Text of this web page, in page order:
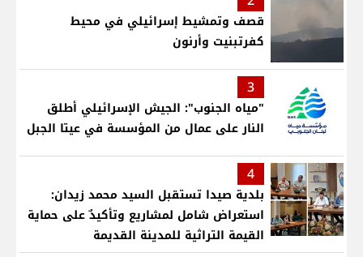
قصف وتمشيط إسرائيلي في محيط
كفرتبنيت وأرنون
3
"مياه الجنوب": الجيش الإسرائيلي أطلق
النار على عمال من المؤسسة في عيتا الجبل
4
بلدية صيدا تستقبل السيد محمد زيدان:
استعراض شامل لمشاريع وتأكيدٌ على حماية
القيمة التراثية للمدينة القديمة